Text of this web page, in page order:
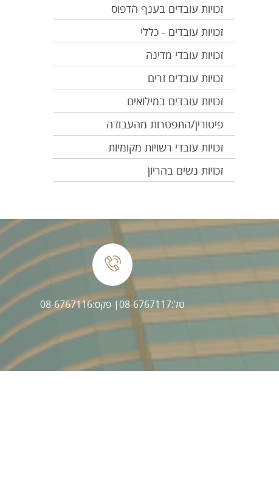
זכויות עובדים בענף הדפוס
זכויות עובדים - כללי
זכויות עובדי מדינה
זכויות עובדים זרים
זכויות עובדים במילואים
פיטורין/התפטרות מהעבודה
זכויות עובדי רשויות מקומיות
זכויות נשים בהריון
טל:08-6767117 | פקס:08-6767116